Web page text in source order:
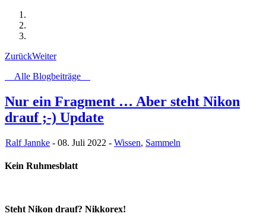
ZurückWeiter
Alle Blogbeiträge
Nur ein Fragment … Aber steht Nikon
drauf ;-) Update
Ralf Jannke - 08. Juli 2022 - Wissen, Sammeln
Kein Ruhmesblatt
Steht Nikon drauf? Nikkorex!